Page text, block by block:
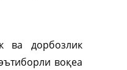
ва дорбозлик
воқеа